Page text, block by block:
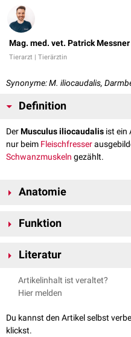
Mag. med. vet. Patrick Messner
Tierarzt | Tierärztin
Synonyme: M. iliocaudalis,
Definition
DerMusculus iliocaudalis ist ein
nur beim Fleischfresser
Schwanzmuskeln gezählt.
Anatomie
Faserverlaufes in einen Musculus
Zwischen dem Musculus
Hinterextremitätnachdistal
Der Musculus iliocaudalis besitzt
Darmbeinsäule
Funktion
Literatur
Nickel, Richard, August
Bewegungsapparat. Lehrbuch
König, Horst Erich, and Hans-
Haussäugetiere: Lehrbuch und
Artikelinhalt ist veraltet?
Hier melden
Du kannst den Artikel selbst
klickst.